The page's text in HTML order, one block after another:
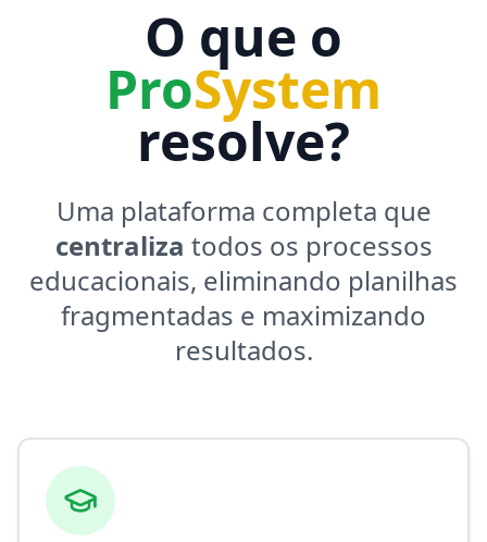
O que o
ProSystem
resolve?
Uma plataforma completa que
centraliza todos os processos
educacionais, eliminando planilhas
fragmentadas e maximizando
resultados.